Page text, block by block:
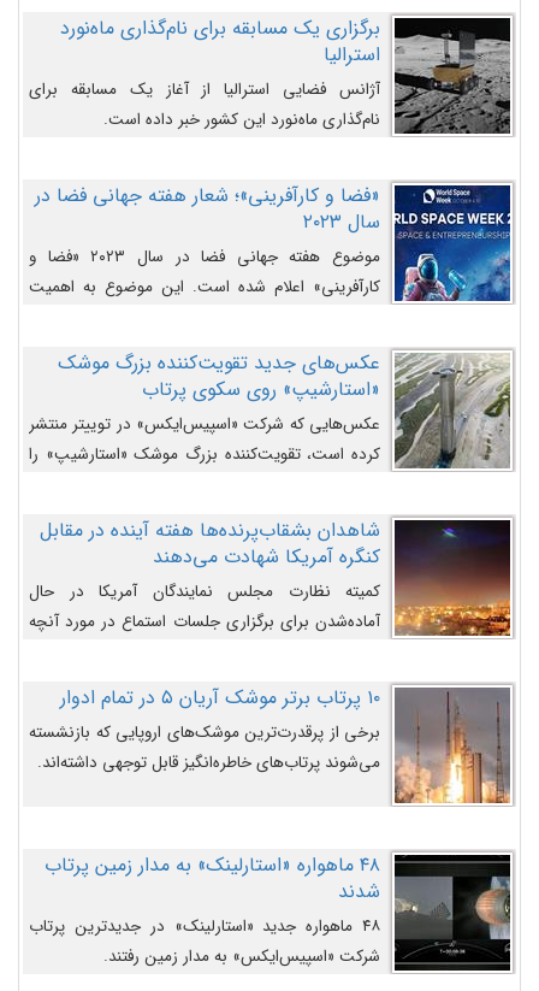
را وارد مسیر از پیش تعیین‌شده کند و سپس با یک
مکانیزم جدید با موفقیت از آن جدا شود. ‌
برگزاری یک مسابقه برای نام‌گذاری ماه‌نورد
استرالیا
آژانس فضایی استرالیا از آغاز یک مسابقه برای
نام‌گذاری ماه‌نورد این کشور خبر داده است.
«فضا و کارآفرینی»؛ شعار هفته جهانی فضا در
سال ۲۰۲۳
موضوع هفته جهانی فضا در سال ۲۰۲۳ «فضا و
کارآفرینی» اعلام شده است. این موضوع به اهمیت
روزافزون کارآفرینی در حوزه فضایی و مزایای جدیدی که
کارآفرینان این حوزه ایجاد می‌کنند، می‌پردازد.
عکس‌های جدید تقویت‌کننده بزرگ موشک
«استارشیپ» روی سکوی پرتاب
عکس‌هایی که شرکت «اسپیس‌ایکس» در توییتر منتشر
کرده است، تقویت‌کننده بزرگ موشک «استارشیپ» را
شاهدان بشقاب‌پرنده‌ها هفته آینده در مقابل
کنگره آمریکا شهادت می‌دهند
کمیته نظارت مجلس نمایندگان آمریکا در حال
آماده‌شدن برای برگزاری جلسات استماع در مورد آنچه
می‌دانند، است و قرار است افشاگران یوفوها هفته آینده
در مقابل آنها شهادت دهند.۱۰ پرتاب برتر موشک آریان ۵ در تمام ادوار
برخی از پرقدرت‌ترین موشک‌های اروپایی که بازنشسته
می‌شوند پرتاب‌های خاطره‌انگیز قابل توجهی داشته‌اند.
۴۸ ماهواره «استارلینک» به مدار زمین پرتاب
شدند
۴۸ ماهواره جدید «استارلینک» در جدیدترین پرتاب
شرکت «اسپیس‌ایکس» به مدار زمین رفتند.